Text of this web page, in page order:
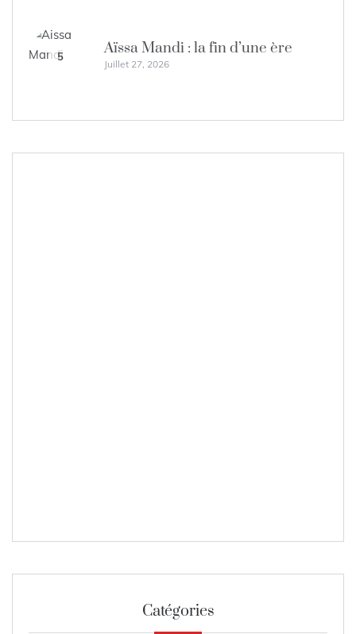
5 Aïssa Mandi : la fin d’une ère
Juillet 27, 2026
Catégories